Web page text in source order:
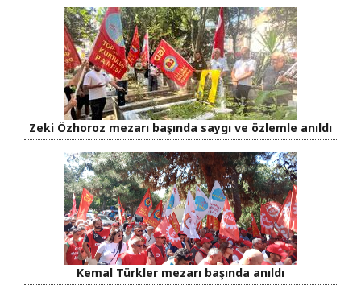
Zeki Özhoroz mezarı başında saygı ve özlemle anıldı
Kemal Türkler mezarı başında anıldı